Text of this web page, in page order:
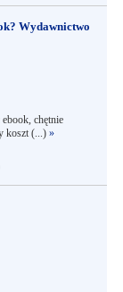
Wydawnictwo
chętnie
koszt (...) »